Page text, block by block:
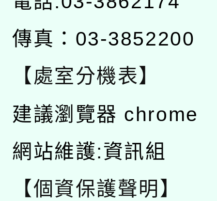
傳真：03-3852200
【處室分機表】
建議瀏覽器 chrome
網站維護:資訊組
【個資保護聲明】